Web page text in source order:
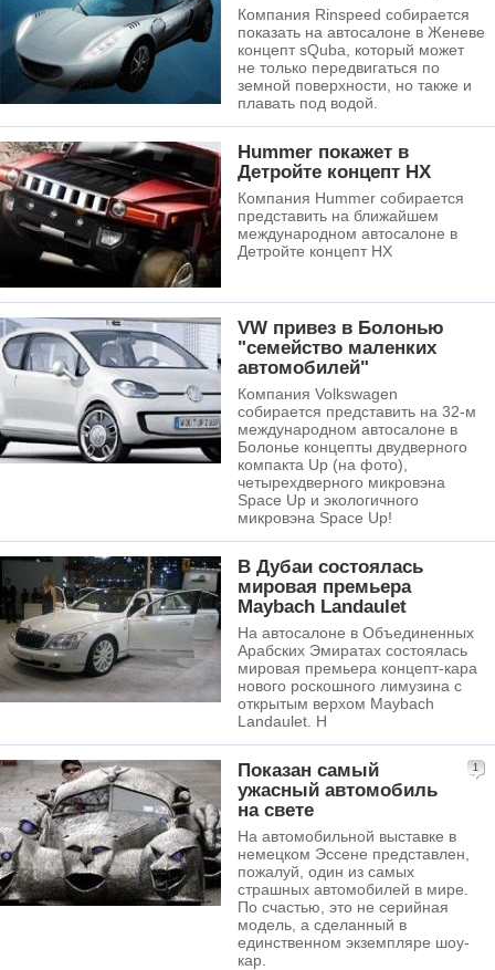
Компания Rinspeed собирается
показать на автосалоне в Женеве
концепт sQuba, который может
не только передвигаться по
земной поверхности, но также и
плавать под водой.
Hummer покажет в
Детройте концепт HX
Компания Hummer собирается
представить на ближайшем
международном автосалоне в
Детройте концепт НХ
VW привез в Болонью
"семейство маленких
автомобилей"
Компания Volkswagen
собирается представить на 32-м
международном автосалоне в
Болонье концепты двудверного
компакта Up (на фото),
четырехдверного микровэна
Space Up и экологичного
микровэна Space Up!
В Дубаи состоялась
мировая премьера
Maybach Landaulet
На автосалоне в Объединенных
Арабских Эмиратах состоялась
мировая премьера концепт-кара
нового роскошного лимузина с
открытым верхом Maybach
Landaulet. Н
1
Показан самый
ужасный автомобиль
на свете
На автомобильной выставке в
немецком Эссене представлен,
пожалуй, один из самых
страшных автомобилей в мире.
По счастью, это не серийная
модель, а сделанный в
единственном экземпляре шоу-
кар.